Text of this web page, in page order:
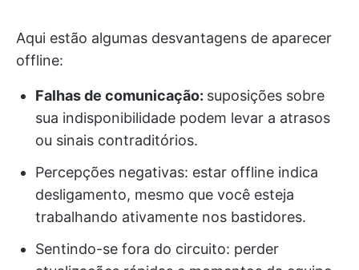
Aqui estão algumas desvantagens de aparecer
offline:
Falhas de comunicação: suposições sobre
sua indisponibilidade podem levar a atrasos
ou sinais contraditórios.
Percepções negativas: estar offline indica
desligamento, mesmo que você esteja
trabalhando ativamente nos bastidores.
Sentindo-se fora do circuito: perder